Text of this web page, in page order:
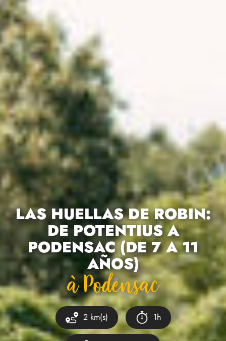
LAS HUELLAS DE ROBIN:
DE POTENTIUS A
PODENSAC (DE 7 A 11
AÑOS)
À Podensac
2 km(s) 1h